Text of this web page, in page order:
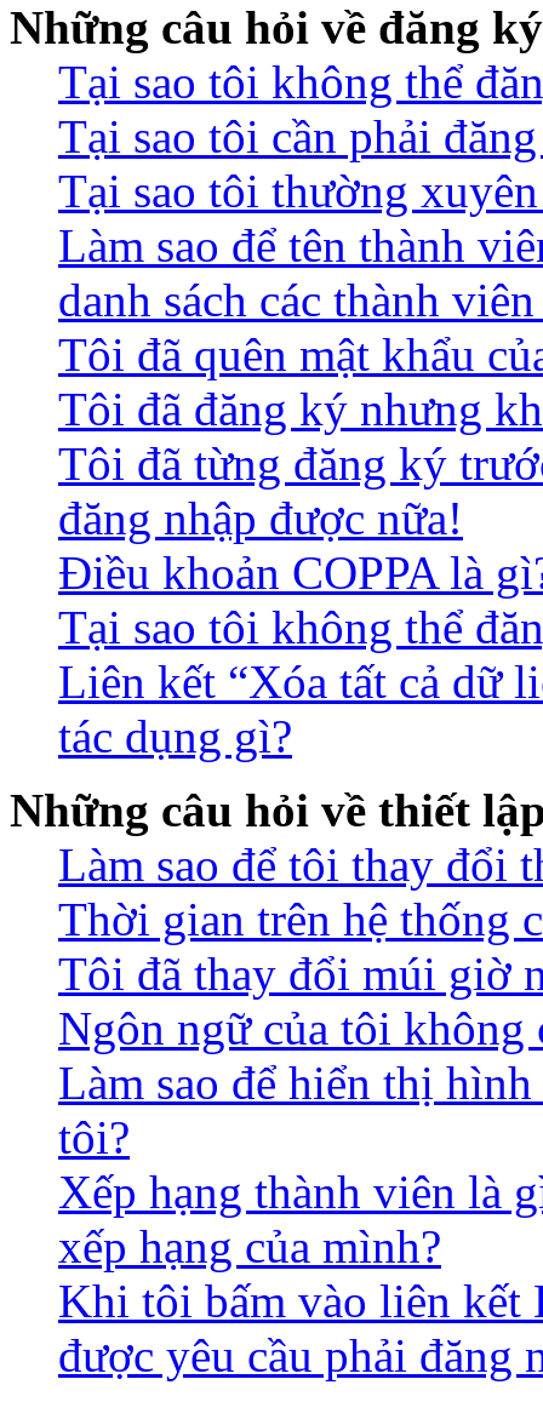
Những câu hỏi về đăng
Tại sao tôi không thể
Tại sao tôi cần phải
Tại sao tôi thường
Làm sao để tên thành
danh sách các thành
Tôi đã quên mật khẩu
Tôi đã đăng ký nhưng
Tôi đã từng đăng ký
đăng nhập được nữa!
Điều khoản COPPA là
Tại sao tôi không thể
Liên kết “Xóa tất cả dữ
tác dụng gì?
Những câu hỏi về thiết
Làm sao để tôi thay đổi
Thời gian trên hệ thống
Tôi đã thay đổi múi giờ
Ngôn ngữ của tôi không
Làm sao để hiển thị
tôi?
Xếp hạng thành viên là
xếp hạng của mình?
Khi tôi bấm vào liên kết
được yêu cầu phải đăng